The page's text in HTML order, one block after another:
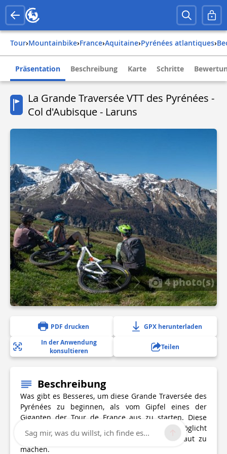
Tour› Mountainbike› france› aquitaine› pyrénées atlantiques›
Präsentation Beschreibung Karte Schritte
La Grande Traversée VTT des Pyrénées -
Col d'Aubisque - Laruns
4 photo(s)
PDF drucken
GPX herunterladen
In der Anwendung
konsultieren
Teilen
Beschreibung
Was gibt es Besseres, um diese Grande Traversée des
Pyrénées zu beginnen, als vom Gipfel eines der
Giganten der Tour de France aus zu starten. Diese
erste, recht kurze Etappe im Prologformat ermöglicht
es, sich mit dem Terrain der Pyrenäen vertraut zu
machen.
Sag mir, was du willst, ich finde es...